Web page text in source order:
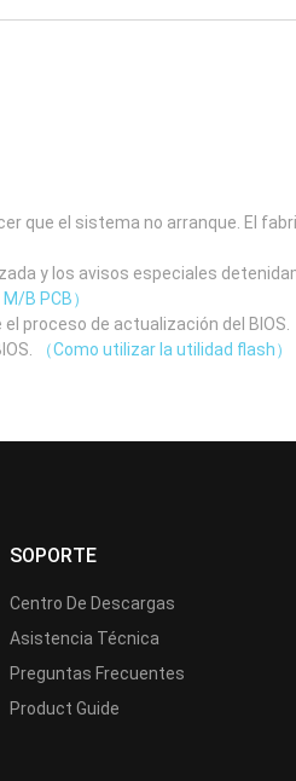
que el sistema no arranque. El
y los avisos especiales
B PCB）
proceso de actualización del BIOS.
（Como utilizar la utilidad flash）
SOPORTE
Centro De Descargas
Asistencia Técnica
Preguntas Frecuentes
Product Guide